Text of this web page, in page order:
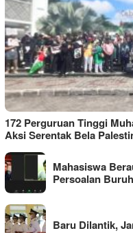
172 Perguruan Tinggi
Aksi Serentak Bela
Mahasiswa
Persoalan
Baru Dilantik,